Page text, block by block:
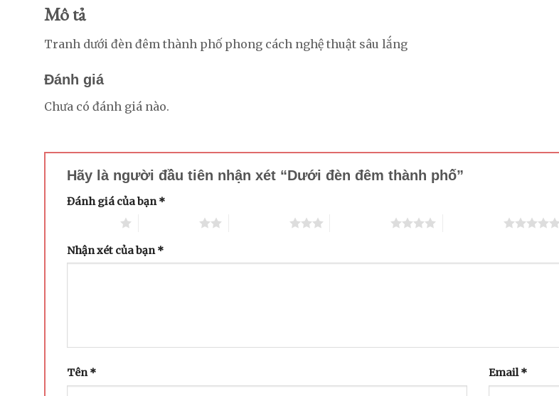
Mô tả
Tranh dưới đèn đêm thành phố phong cách nghệ thuật sâu lắng
Đánh giá
Chưa có đánh giá nào.
Hãy là người đầu tiên nhận xét “Dưới đèn đêm thành phố”
Đánh giá của bạn*
Nhận xét của bạn *
Tên* Email*